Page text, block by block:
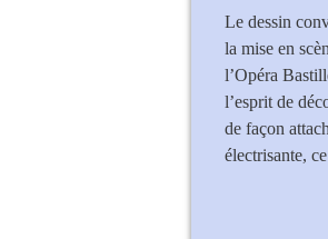
Le dessin
la mise en
l’Opéra
l’esprit de
de façon
électrisante,